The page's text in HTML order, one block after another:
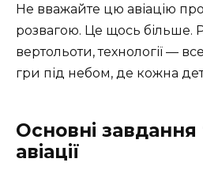
Не вважайте цю авіацію
розвагою. Це щось більше.
вертольоти, технології —
гри під небом, де кожна
Основні завдання
авіації